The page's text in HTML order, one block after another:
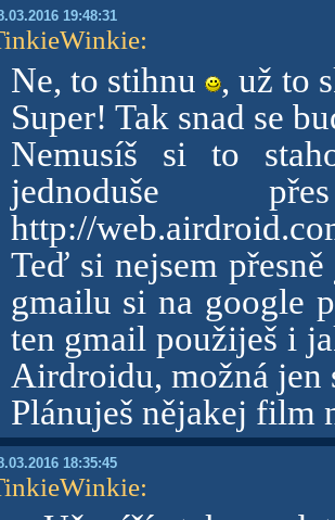
19:48:31
:
Ne, to stihnu
, už to
Super! Tak snad se
Nemusíš si to
jednoduše
http://
Teď si nejsem
gmailu si na google
ten gmail použiješ i
Airdroidu, možná jen
Plánuješ nějakej film
18:35:45
: